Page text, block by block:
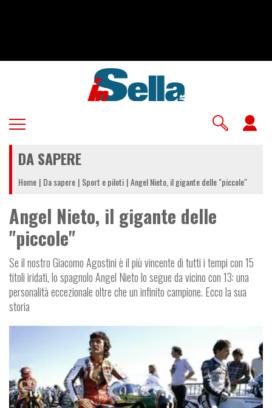
DA SAPERE
Home Da sapere Sport e piloti Angel Nieto, il gigante delle "piccole"
Angel Nieto, il gigante delle
"piccole"
Se il nostro Giacomo Agostini è il più vincente di tutti i tempi con 15
titoli iridati, lo spagnolo Angel Nieto lo segue da vicino con 13: una
personalità eccezionale oltre che un infinito campione. Ecco la sua
storia